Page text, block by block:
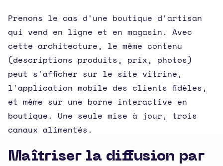
Prenons le cas d'une boutique d'artisan
qui vend en ligne et en magasin. Avec
cette architecture, le même contenu
(descriptions produits, prix, photos)
peut s'afficher sur le site vitrine,
l'application mobile des clients fidèles,
et même sur une borne interactive en
boutique. Une seule mise à jour, trois
canaux alimentés.
Maîtriser la diffusion par